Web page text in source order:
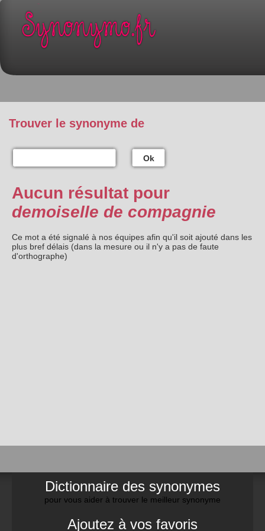
Trouver le synonyme de
Ok
Aucun résultat pour
demoiselle de compagnie
Ce mot a été signalé à nos équipes afin qu'il soit ajouté dans les
plus bref délais (dans la mesure ou il n'y a pas de faute
d'orthographe)
Dictionnaire des synonymes
pour vous aider à trouver le meilleur synonyme
Ajoutez à vos favoris